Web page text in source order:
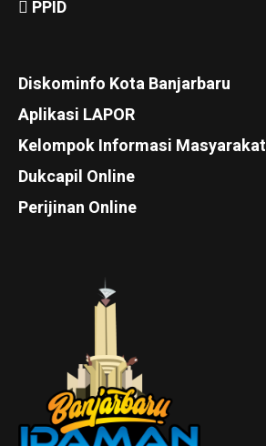
PPID
Diskominfo Kota Banjarbaru
Aplikasi LAPOR
Kelompok Informasi Masyarakat
Dukcapil Online
Perijinan Online